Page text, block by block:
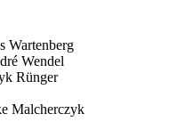
Wartenberg
Wendel
Rünger
Malcherczyk